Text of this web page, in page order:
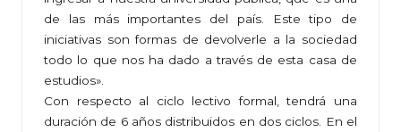
de las más importantes del país. Este tipo de
iniciativas son formas de devolverle a la sociedad
todo lo que nos ha dado a través de esta casa de
estudios».
Con respecto al ciclo lectivo formal, tendrá una
duración de 6 años distribuidos en dos ciclos. En el